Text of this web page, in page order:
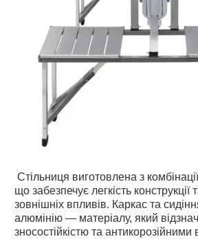
Стільниця виготовлена з
що забезпечує легкість конструкції
зовнішніх впливів. Каркас та
алюмінію — матеріалу, який
зносостійкістю та